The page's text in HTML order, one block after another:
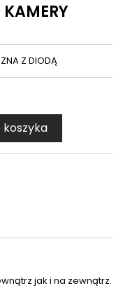
KAMERY
Z DIODĄ
koszyka
jak i na zewnątrz.